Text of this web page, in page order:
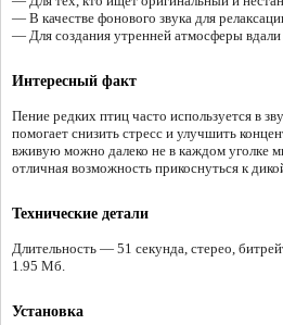
— В качестве фонового звука для
— Для создания утренней атмосферы вдали
Интересный факт
Пение редких птиц часто используется в
помогает снизить стресс и улучшить
вживую можно далеко не в каждом уголке
отличная возможность прикоснуться к
Технические детали
Длительность — 51 секунда, стерео,
1.95 Мб.
Установка